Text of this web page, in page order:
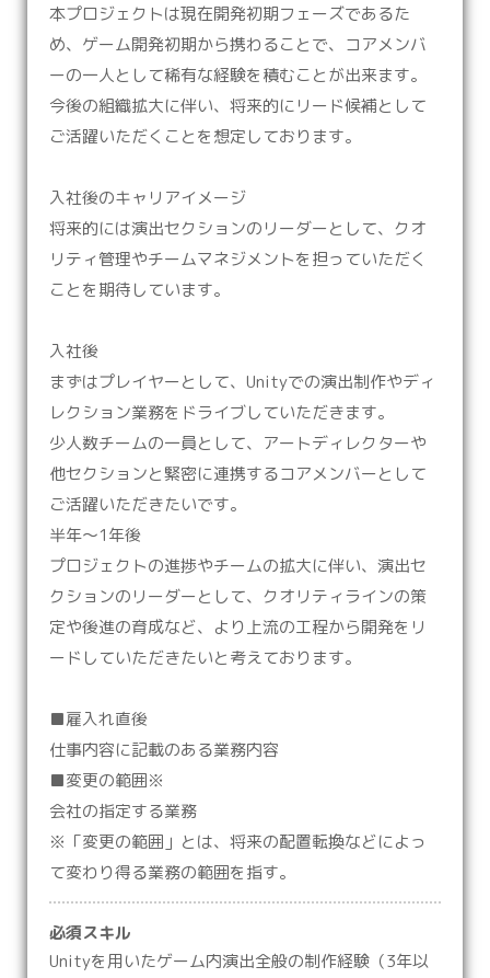
本プロジェクトは現在開発初期フェーズであるた
め、ゲーム開発初期から携わることで、コアメンバ
ーの一人として稀有な経験を積むことが出来ます。
今後の組織拡大に伴い、将来的にリード候補として
ご活躍いただくことを想定しております。
入社後のキャリアイメージ
将来的には演出セクションのリーダーとして、クオ
リティ管理やチームマネジメントを担っていただく
ことを期待しています。
入社後
まずはプレイヤーとして、Unityでの演出制作やディ
レクション業務をドライブしていただきます。
少人数チームの一員として、アートディレクターや
他セクションと緊密に連携するコアメンバーとして
ご活躍いただきたいです。
半年〜1年後
プロジェクトの進捗やチームの拡大に伴い、演出セ
クションのリーダーとして、クオリティラインの策
定や後進の育成など、より上流の工程から開発をリ
ードしていただきたいと考えております。
■雇入れ直後
仕事内容に記載のある業務内容
■変更の範囲※
会社の指定する業務
※「変更の範囲」とは、将来の配置転換などによっ
て変わり得る業務の範囲を指す。
必須スキル
Unityを用いたゲーム内演出全般の制作経験（3年以